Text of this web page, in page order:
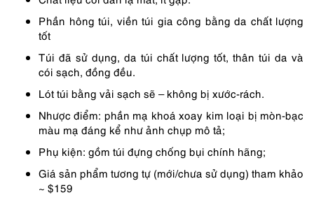
Phần hông túi, viền túi gia công bằng da chất lượng
tốt
Túi đã sử dụng, da túi chất lượng tốt, thân túi da và
cói sạch, đồng đều.
Lót túi bằng vải sạch sẽ – không bị xước-rách.
Nhược điểm: phần mạ khoá xoay kim loại bị mòn-bạc
màu mạ đáng kể như ảnh chụp mô tả;
Phụ kiện: gồm túi đựng chống bụi chính hãng;
Giá sản phẩm tương tự (mới/chưa sử dụng) tham khảo
~ $159